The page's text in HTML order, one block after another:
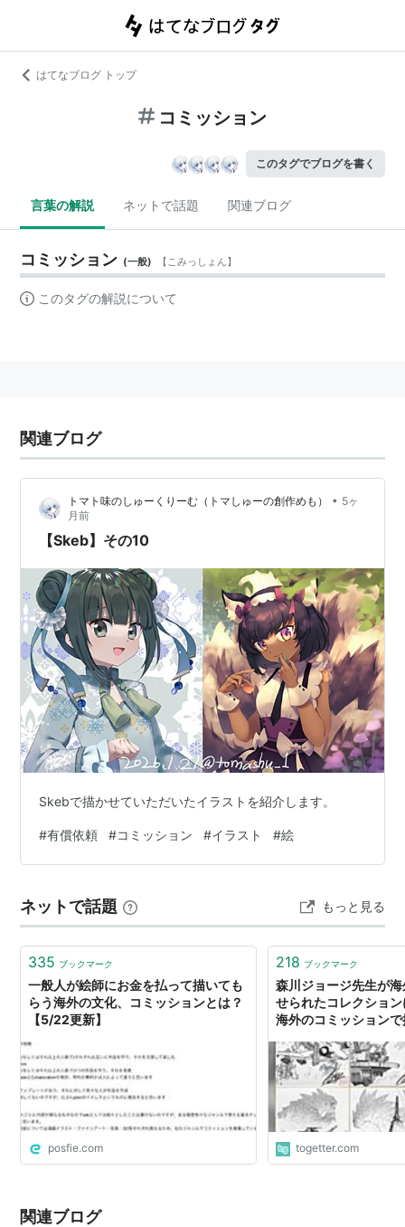
はてなブログ トップ
コミッション
このタグでブログを書く
言葉の解説 ネットで話題 関連ブログ
コミッション (一般) 【こみっしょん】
このタグの解説について
関連ブログ
トマト味のしゅーくりーむ（トマしゅーの創作めも） • 5ヶ
月前
【Skeb】その10
Skebで描かせていただいたイラストを紹介します。
#有償依頼 #コミッション #イラスト #絵
ネットで話題 もっと見る
335 ブックマーク
一般人が絵師にお金を払って描いても
らう海外の文化、コミッションとは？
【5/22更新】
posfie.com
218 ブックマーク
森川ジョージ先生が
せられたコレクショ
海外のコミッション
togetter.com
関連ブログ